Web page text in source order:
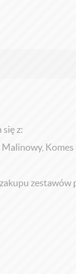
się z:
Komes
zestawów